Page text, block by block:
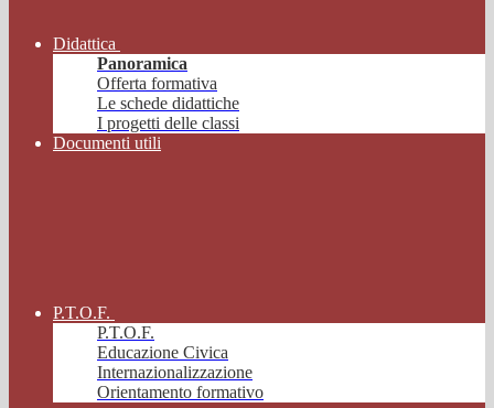
Didattica
Panoramica
Offerta formativa
Le schede didattiche
I progetti delle classi
Documenti utili
P.T.O.F.
P.T.O.F.
Educazione Civica
Internazionalizzazione
Orientamento formativo